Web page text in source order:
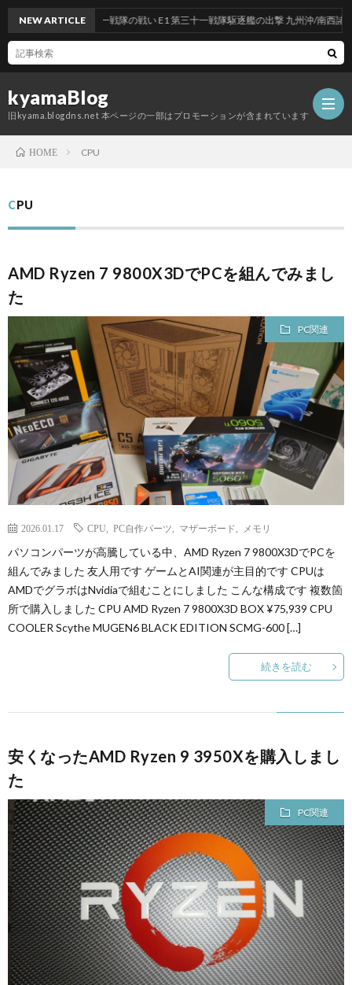
kyamaBlog
旧kyama.blogdns.net 本ページの一部はプロモーションが含まれています
NEW ARTICLE
！第三十一戦隊の戦い E1 第三十一戦隊駆逐艦の出撃 九州沖/南西諸島沖
HOME CPU
CPU
AMD Ryzen 7 9800X3DでPCを組んでみまし
た
PC関連
2026.01.17 CPU PC自作パーツ マザーボード メモリ
パソコンパーツが高騰している中、AMD Ryzen 7 9800X3DでPCを
組んでみました 友人用です ゲームとAI関連が主目的です CPUは
AMDでグラボはNvidiaで組むことにしました こんな構成です 複数箇
所で購入しました CPU AMD Ryzen 7 9800X3D BOX ¥75,939 CPU
COOLER Scythe MUGEN6 BLACK EDITION SCMG-600 […]
続きを読む
安くなったAMD Ryzen 9 3950Xを購入しまし
た
PC関連